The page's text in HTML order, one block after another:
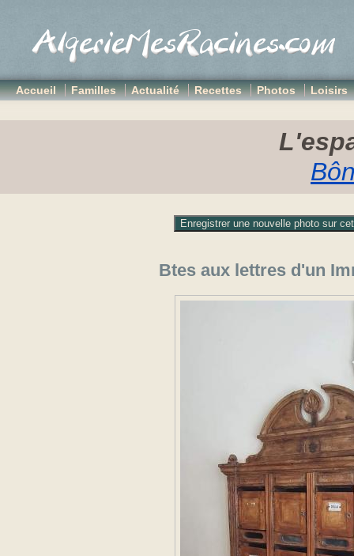
Accueil Familles Actualité Recettes Photos Loisirs
Btes aux lettres d'un